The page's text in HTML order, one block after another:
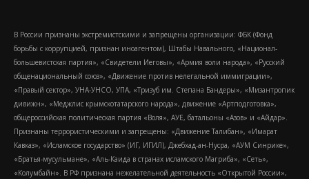
В России признаны экстремистскими и запрещены организации: ФБК (Фонд
борьбы с коррупцией, признан иноагентом), Штабы Навального, «Национал-
большевистская партия», «Свидетели Иеговы», «Армия воли народа», «Русский
общенациональный союз», «Движение против нелегальной иммиграции»,
«Правый сектор», УНА-УНСО, УПА, «Тризуб им. Степана Бандеры», «Мизантропик
дивижн», «Меджлис крымскотатарского народа», движение «Артподготовка»,
общероссийская политическая партия «Воля», АУЕ, батальоны «Азов» и «Айдар».
Признаны террористическими и запрещены: «Движение Талибан», «Имарат
Кавказ», «Исламское государство» (ИГ, ИГИЛ), Джебхад-ан-Нусра, «АУМ Синрике»,
«Братья-мусульмане», «Аль-Каида в странах исламского Магриба», «Сеть»,
«Колумбайн». В РФ признана нежелательной деятельность «Открытой России»,